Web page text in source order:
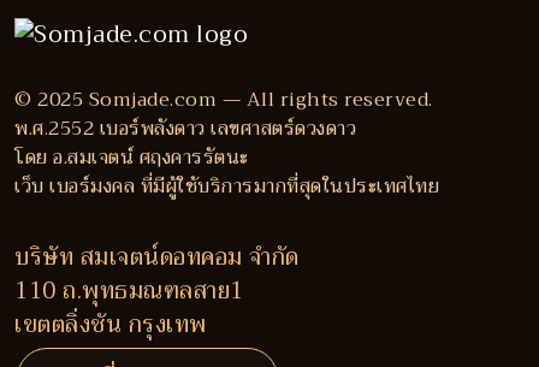
© 2025 Somjade.com — All rights reserved.
พ.ศ.2552 เบอร์พลังดาว เลขศาสตร์ดวงดาว
โดย อ.สมเจตน์ ศฤงคารรัตนะ
เว็บ เบอร์มงคล ที่มีผู้ใช้บริการมากที่สุดในประเทศไทย
บริษัท สมเจตน์ดอทคอม จำกัด
110 ถ.พุทธมณฑลสาย1
เขตตลิ่งชัน กรุงเทพ